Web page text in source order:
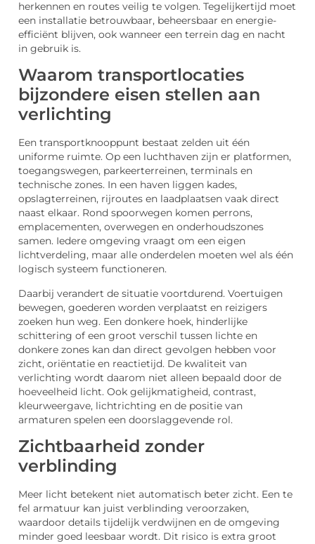
herkennen en routes veilig te volgen. Tegelijkertijd moet
een installatie betrouwbaar, beheersbaar en energie-
efficiënt blijven, ook wanneer een terrein dag en nacht
in gebruik is.
Waarom transportlocaties
bijzondere eisen stellen aan
verlichting
Een transportknooppunt bestaat zelden uit één
uniforme ruimte. Op een luchthaven zijn er platformen,
toegangswegen, parkeerterreinen, terminals en
technische zones. In een haven liggen kades,
opslagterreinen, rijroutes en laadplaatsen vaak direct
naast elkaar. Rond spoorwegen komen perrons,
emplacementen, overwegen en onderhoudszones
samen. Iedere omgeving vraagt om een eigen
lichtverdeling, maar alle onderdelen moeten wel als één
logisch systeem functioneren.
Daarbij verandert de situatie voortdurend. Voertuigen
bewegen, goederen worden verplaatst en reizigers
zoeken hun weg. Een donkere hoek, hinderlijke
schittering of een groot verschil tussen lichte en
donkere zones kan dan direct gevolgen hebben voor
zicht, oriëntatie en reactietijd. De kwaliteit van
verlichting wordt daarom niet alleen bepaald door de
hoeveelheid licht. Ook gelijkmatigheid, contrast,
kleurweergave, lichtrichting en de positie van
armaturen spelen een doorslaggevende rol.
Zichtbaarheid zonder
verblinding
Meer licht betekent niet automatisch beter zicht. Een te
fel armatuur kan juist verblinding veroorzaken,
waardoor details tijdelijk verdwijnen en de omgeving
minder goed leesbaar wordt. Dit risico is extra groot